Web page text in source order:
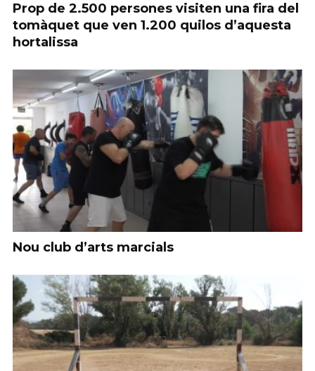
Prop de 2.500 persones visiten una fira del
tomàquet que ven 1.200 quilos d’aquesta
hortalissa
Nou club d’arts marcials